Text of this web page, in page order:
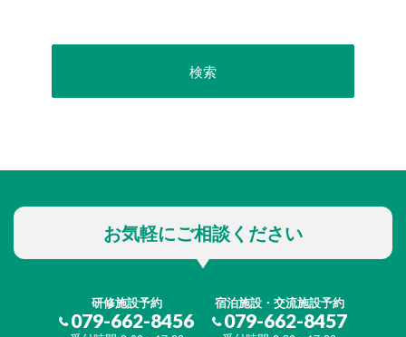
お気軽にご相談ください
研修施設予約
079-662-8456
宿泊施設・交流施設予約
079-662-8457